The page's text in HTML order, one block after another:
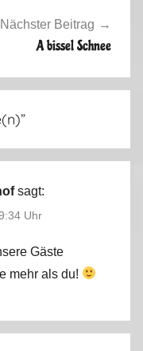
Nächster Beitrag
A bissel Schnee
”
sagt:
Uhr
Gäste
mehr als du!